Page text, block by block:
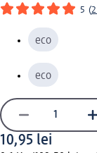
5 (
eco
eco
10,95 lei